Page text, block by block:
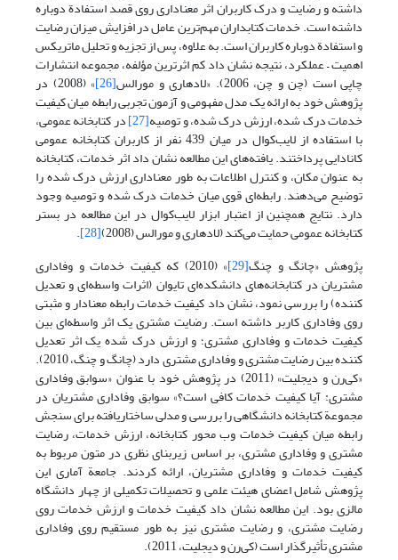
داشته و رضایت و درک کاربران اثر معناداری روی قصد استفادة دوباره
داشته است. خدمات کتابداران مهم‌ترین عامل در افزایش میزان رضایت
و استفادة دوباره کاربران است. به علاوه، پس از تجزیه و تحلیل ماتریکس
اهمیت – عملکرد، نتیجه نشان داد کم اثرترین مؤلفه، مجموعه انتشارات
چاپی است (چن و چن، 2006). «لادهاری و مورالس [26] » (2008) در
پژوهش خود به ارائه یک مدل مفهومی و آزمون تجربی رابطه میان کیفیت
خدمات درک شده، ارزش درک شده، و توصیه[27] در کتابخانه عمومی،
با استفاده از لایب‌کوال در میان 439 نفر از کاربران کتابخانه عمومی
کانادایی پرداختند. یافته‌های این مطالعه نشان داد اثر خدمات، کتابخانه
به عنوان مکان، و کنترل اطلاعات به طور معناداری ارزش درک شده را
توضیح می‌دهند. رابطه‌ای قوی میان خدمات درک شده و توصیه وجود
دارد. نتایج همچنین از اعتبار ابزار لایب‌کوال در این مطالعه در بستر
کتابخانه عمومی حمایت می‌کند (لادهاری و مورالس (2008) [28]
.
پژوهش «چانگ و چنگ[29] » (2010) که کیفیت خدمات و وفاداری
مشتریان در کتابخانه‌های دانشکده‌ای تایوان (اثرات واسطه‌ای و تعدیل
کننده) را بررسی نمود، نشان داد کیفیت خدمات رابطه معنادار و مثبتی
روی وفاداری کاربر داشته است. رضایت مشتری یک اثر واسطه‌ای بین
کیفیت خدمات و وفاداری مشتری؛ و ارزش درک شده یک اثر تعدیل
کننده بین رضایت مشتری و وفاداری مشتری دارد (چانگ و چنگ، 2010).
«کی‌رن و دیجلیت» (2011) در پژوهش خود با عنوان «سوابق وفاداری
مشتری: آیا کیفیت خدمات کافی است؟» سوابق وفاداری مشتریان در
مجموعة کتابخانه دانشگاهی را بررسی و مدلی ساختاریافته برای سنجش
رابطه میان کیفیت خدمات وب محور کتابخانه، ارزش خدمات، رضایت
مشتری و وفاداری مشتری، بر اساس زیربنای نظری در متون مربوط به
کیفیت خدمات و وفاداری مشتریان، ارائه کردند. جامعة آماری این
پژوهش شامل اعضای هیئت علمی و تحصیلات تکمیلی از چهار دانشگاه
مالزی بود. این مطالعه نشان داد کیفیت خدمات و ارزش خدمات روی
رضایت مشتری، و رضایت مشتری نیز به طور مستقیم روی وفاداری
مشتری تأثیرگذار است (کی‌رن و دیجلیت، 2011).